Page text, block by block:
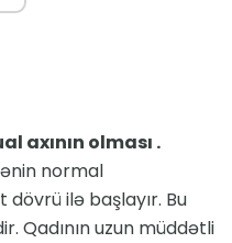
axının olması .
normal
ilə başlayır. Bu
Qadının uzun müddətli